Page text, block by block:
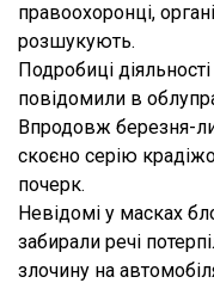
правоохоронці,
розшукують.
Подробиці
повідомили в
Впродовж березня-
скоєно серію
почерк.
Невідомі у масках
забирали речі
злочину на